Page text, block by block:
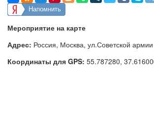
Напомнить
Мероприятие на карте
Адрес: Россия, Москва, ул.Советской
Координаты для GPS: 55.787280,